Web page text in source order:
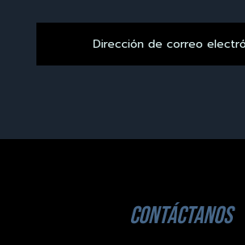
contáctanos